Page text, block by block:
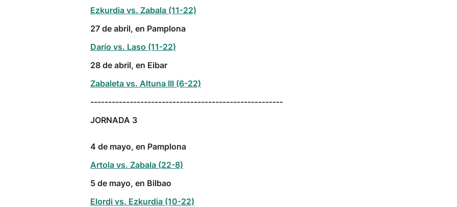
Ezkurdia vs. Zabala (11-22)
27 de abril, en Pamplona
Darío vs. Laso (11-22)
28 de abril, en Eibar
Zabaleta vs. Altuna III (6-22)
------------------------------------------------------
JORNADA 3
4 de mayo, en Pamplona
Artola vs. Zabala (22-8)
5 de mayo, en Bilbao
Elordi vs. Ezkurdia (10-22)